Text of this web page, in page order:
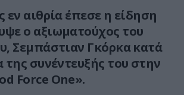
εν αιθρία έπεσε η είδηση
ο αξιωματούχος του
Σεμπάστιαν Γκόρκα κατά
της συνέντευξής του στην
Force One».